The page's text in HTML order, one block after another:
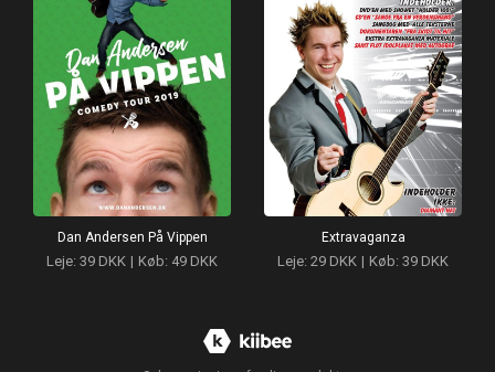
Dan Andersen På Vippen
Leje: 39 DKK | Køb: 49 DKK
Extravaganza
Leje: 29 DKK | Køb: 39 DKK